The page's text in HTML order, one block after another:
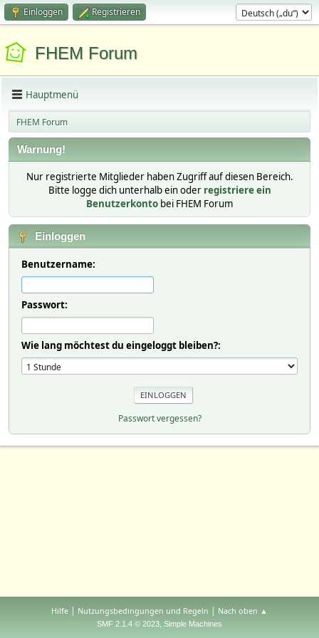
Einloggen Registrieren
FHEM Forum
Hauptmenü
FHEM Forum
Warnung!
Nur registrierte Mitglieder haben Zugriff auf diesen Bereich.
Bitte logge dich unterhalb ein oder registriere ein
Benutzerkonto bei FHEM Forum
Einloggen
Benutzername:
Passwort:
Wie lang möchtest du eingeloggt bleiben?:
Passwort vergessen?
Hilfe | Nutzungsbedingungen und Regeln | Nach oben ▲
SMF 2.1.4 © 2023, Simple Machines